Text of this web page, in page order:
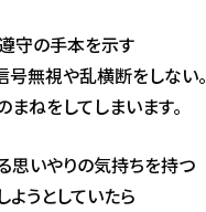
守の手本を示す
号無視や乱横断をしない。
ねをしてしまいます。
思いやりの気持ちを持つ
うとしていたら